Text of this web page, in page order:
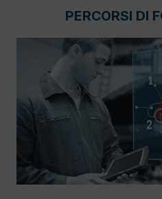
PERCORSI DI